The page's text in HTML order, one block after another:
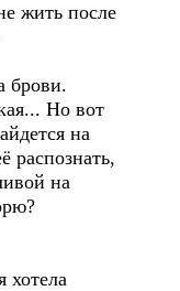
жить после
Но вот
на
распознать,
на